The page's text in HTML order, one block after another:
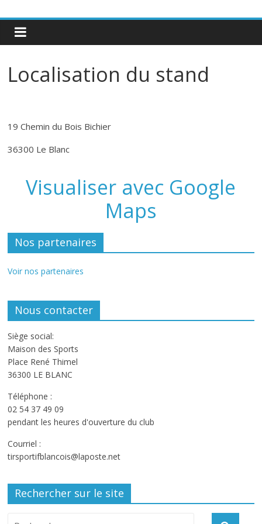
Localisation du stand
19 Chemin du Bois Bichier
36300 Le Blanc
Visualiser avec Google
Maps
Nos partenaires
Voir nos partenaires
Nous contacter
Siège social:
Maison des Sports
Place René Thimel
36300 LE BLANC
Téléphone :
02 54 37 49 09
pendant les heures d'ouverture du club
Courriel :
tirsportifblancois@laposte.net
Rechercher sur le site